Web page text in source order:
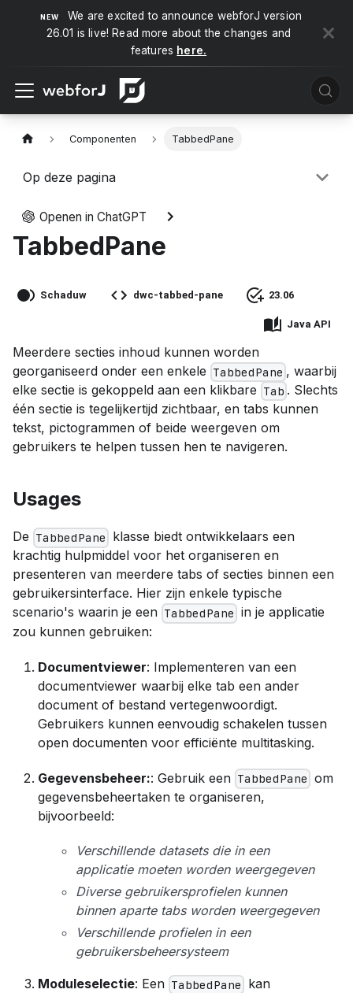
We are excited to announce webforJ version
26.01 is live! Read more about the changes and
features here.
Componenten TabbedPane
Op deze pagina
TabbedPane
Openen in ChatGPT
Schaduw dwc-tabbed-pane 23.06
Java API
Meerdere secties inhoud kunnen worden
georganiseerd onder een enkele TabbedPane , waarbij
elke sectie is gekoppeld aan een klikbare Tab . Slechts
één sectie is tegelijkertijd zichtbaar, en tabs kunnen
tekst, pictogrammen of beide weergeven om
gebruikers te helpen tussen hen te navigeren.
Usages
De TabbedPane klasse biedt ontwikkelaars een
krachtig hulpmiddel voor het organiseren en
presenteren van meerdere tabs of secties binnen een
gebruikersinterface. Hier zijn enkele typische
scenario's waarin je een TabbedPane in je applicatie
zou kunnen gebruiken:
Documentviewer: Implementeren van een
documentviewer waarbij elke tab een ander
document of bestand vertegenwoordigt.
Gebruikers kunnen eenvoudig schakelen tussen
open documenten voor efficiënte multitasking.
Gegevensbeheer:: Gebruik een TabbedPane om
gegevensbeheertaken te organiseren,
bijvoorbeeld:
Verschillende datasets die in een
applicatie moeten worden weergegeven
Diverse gebruikersprofielen kunnen
binnen aparte tabs worden weergegeven
Verschillende profielen in een
gebruikersbeheersysteem
Moduleselectie: Een TabbedPane kan